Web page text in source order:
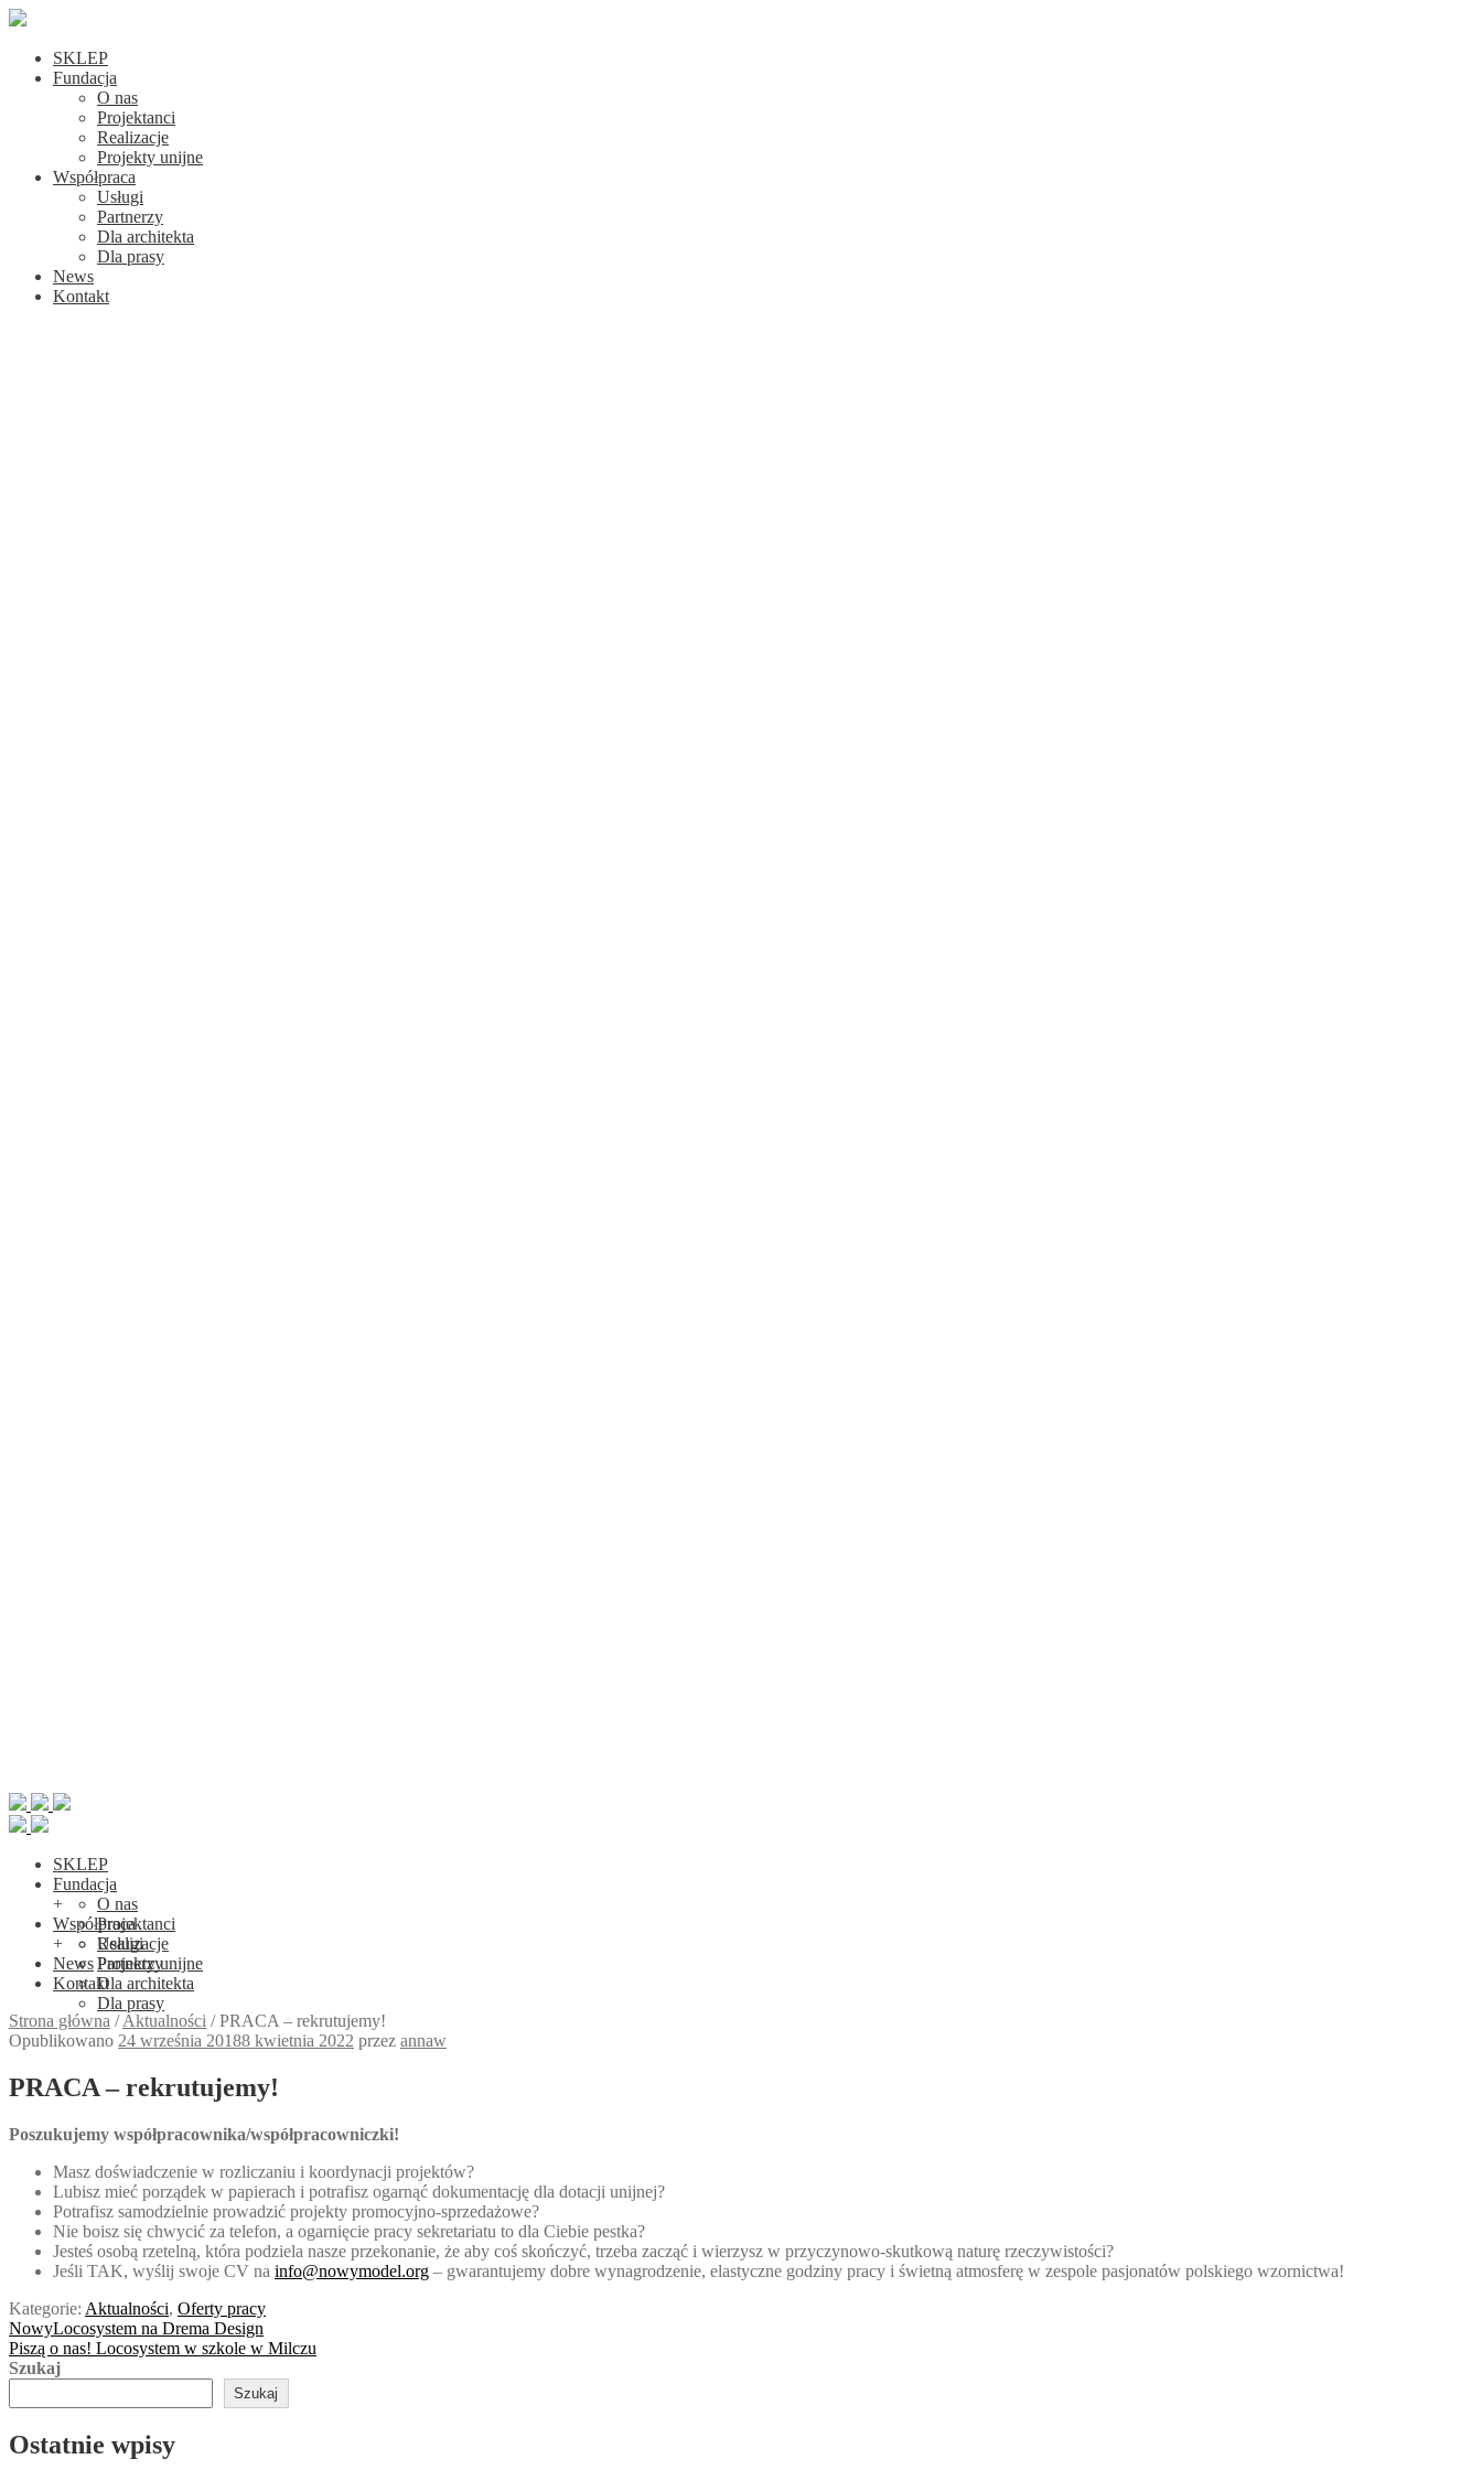
SKLEP
Fundacja
O nas
Projektanci
Realizacje
Projekty unijne
Współpraca
Usługi
Partnerzy
Dla architekta
Dla prasy
News
Kontakt
SKLEP
Fundacja
O nas
Projektanci
Realizacje
Projekty unijne
+
Współpraca
Usługi
Partnerzy
Dla architekta
Dla prasy
+
News
Kontakt
Strona główna /Aktualności /PRACA – rekrutujemy!
Opublikowano 24 września 20188 kwietnia 2022 przez annaw
PRACA – rekrutujemy!
Poszukujemy współpracownika/współpracowniczki!
Masz doświadczenie w rozliczaniu i koordynacji projektów?
Lubisz mieć porządek w papierach i potrafisz ogarnąć dokumentację dla dotacji unijnej?
Potrafisz samodzielnie prowadzić projekty promocyjno-sprzedażowe?
Nie boisz się chwycić za telefon, a ogarnięcie pracy sekretariatu to dla Ciebie pestka?
Jesteś osobą rzetelną, która podziela nasze przekonanie, że aby coś skończyć, trzeba zacząć i wierzysz w przyczynowo-skutkową naturę rzeczywistości?
Jeśli TAK, wyślij swoje CV na info@nowymodel.org – gwarantujemy dobre wynagrodzenie, elastyczne godziny pracy i świetną atmosferę w zespole pasjonatów polskiego wzornictwa!
Kategorie: Aktualności, Oferty pracy
Nawigacja
wpisu
Poprzedni
wpis:
NowyLocosystem na Drema Design
Następny
wpis:
Piszą o nas! Locosystem w szkole w Milczu
Szukaj
Szukaj
Ostatnie wpisy